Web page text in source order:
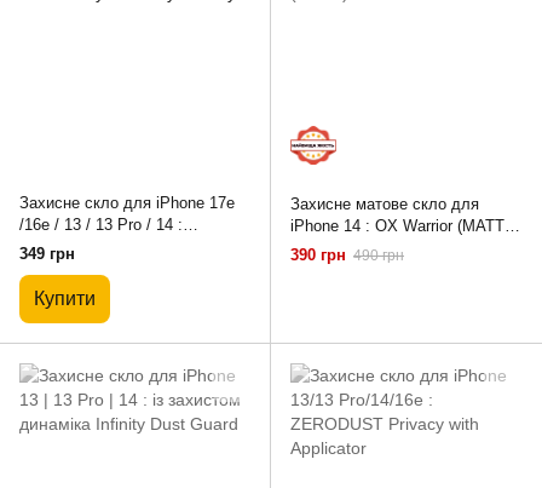
Захисне скло для iPhone 17e
/16e / 13 / 13 Pro / 14 :
Антишпигун Mossily Privacy
349 грн
Купити
Захисне матове скло для
iPhone 14 : OX Warrior (MATT)
Premium
390 грн 490 грн